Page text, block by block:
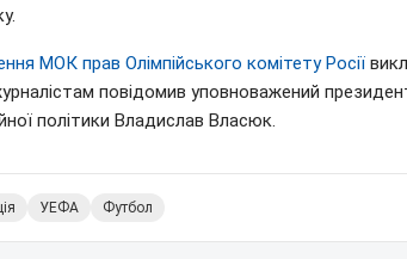
МОК прав Олімпійського комітету Росії
повідомив уповноважений
політики Владислав Власюк.
УЕФА Футбол